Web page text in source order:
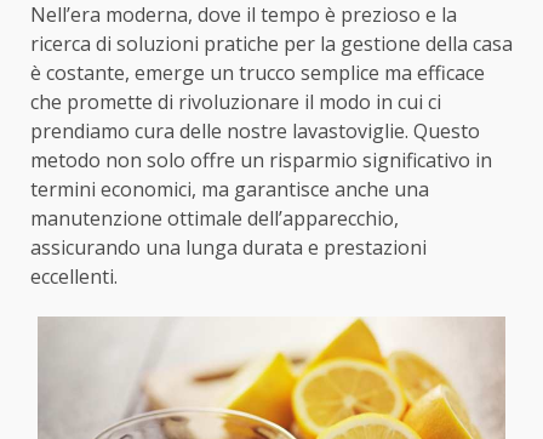
Nell’era moderna, dove il tempo è prezioso e la
ricerca di soluzioni pratiche per la gestione della casa
è costante, emerge un trucco semplice ma efficace
che promette di rivoluzionare il modo in cui ci
prendiamo cura delle nostre lavastoviglie. Questo
metodo non solo offre un risparmio significativo in
termini economici, ma garantisce anche una
manutenzione ottimale dell’apparecchio,
assicurando una lunga durata e prestazioni
eccellenti.